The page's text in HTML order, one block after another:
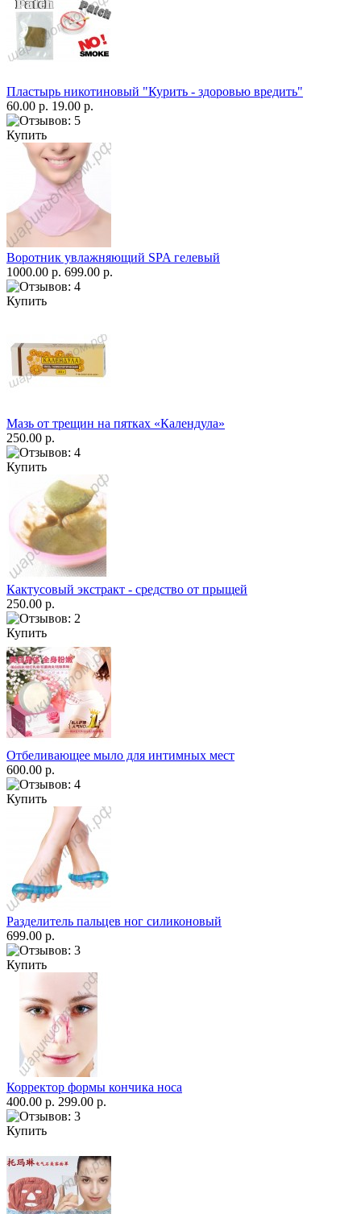
Пластырь никотиновый "Курить - здоровью вредить"
60.00 р. 19.00 р.
Купить
Воротник увлажняющий SPA гелевый
1000.00 р. 699.00 р.
Купить
Мазь от трещин на пятках «Календула»
250.00 р.
Купить
Кактусовый экстракт - средство от прыщей
250.00 р.
Купить
Отбеливающее мыло для интимных мест
600.00 р.
Купить
Разделитель пальцев ног силиконовый
699.00 р.
Купить
Корректор формы кончика носа
400.00 р. 299.00 р.
Купить